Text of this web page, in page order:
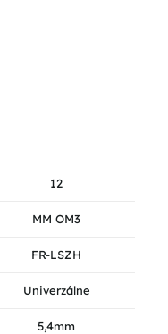
12
MM OM3
FR-LSZH
Univerzálne
5,4mm